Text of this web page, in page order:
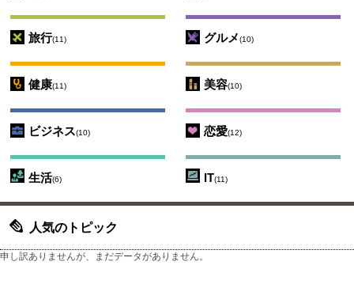
旅行(11) グルメ(10)
健康(11) 美容(10)
ビジネス(10) 恋愛(12)
生活(6) IT(11)
人気のトピック
申し訳ありませんが、まだデータがありません。